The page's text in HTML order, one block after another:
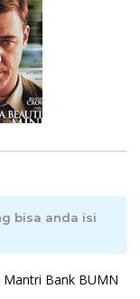
bisa anda isi